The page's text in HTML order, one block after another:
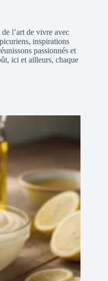
l’art de vivre avec
inspirations
passionnés et
ici et ailleurs, chaque